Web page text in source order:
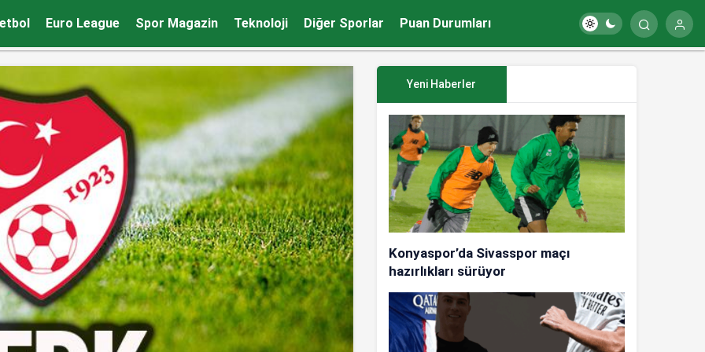
Euro League Spor Magazin Teknoloji Diğer Sporlar Puan Durumları
Yeni Haberler
Konyaspor’da Sivasspor maçı
hazırlıkları sürüyor